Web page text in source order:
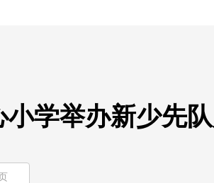
小学举办新少先